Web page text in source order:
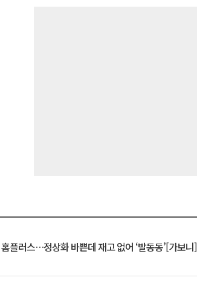
플러스…정상화 바쁜데 재고 없어 ‘발동동’[가보니]